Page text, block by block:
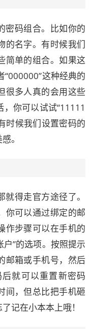
密码组合。比如你的
的名字。有时候我们
简单的组合。如果这
“000000”这种经典的
很多人真的会用这些
你可以试试“11111
时候我们设置密码的
。
得走官方途径了。
你可以通过绑定的邮
作步骤可以在手机的
户”的选项。按照提示
邮箱或手机号，然后
就可以重置新密码
间，但总比把手机砸
记在小本本上哦！